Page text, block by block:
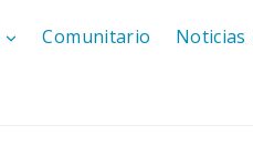
Comunitario Noticias